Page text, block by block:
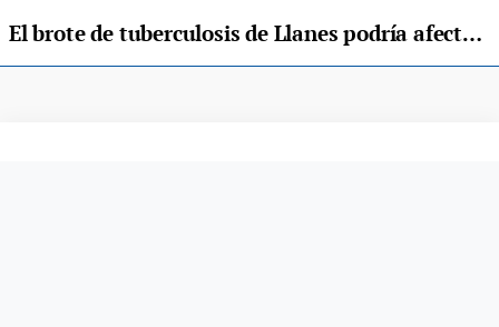
El brote de tuberculosis de Llanes podría afectar a 24 personas, que están controladas y vigiladas